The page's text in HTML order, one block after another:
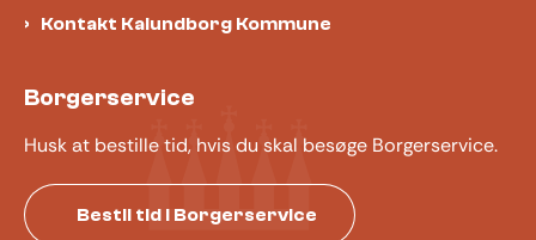
Kontakt Kalundborg Kommune
Borgerservice
Husk at bestille tid, hvis du skal besøge Borgerservice.
Bestil tid i Borgerservice